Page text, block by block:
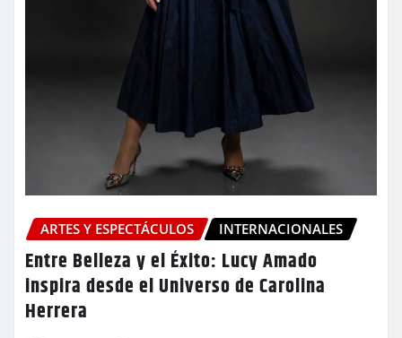
ARTES Y ESPECTÁCULOS INTERNACIONALES
Entre Belleza y el Éxito: Lucy Amado
inspira desde el Universo de Carolina
Herrera